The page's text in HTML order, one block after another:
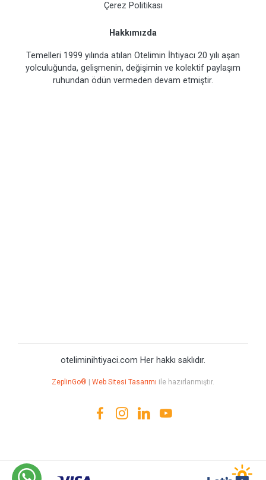
Çerez Politikası
Hakkımızda
Temelleri 1999 yılında atılan Otelimin İhtiyacı 20 yılı aşan
yolculuğunda, gelişmenin, değişimin ve kolektif paylaşım
ruhundan ödün vermeden devam etmiştir.
oteliminihtiyaci.com Her hakkı saklıdır.
ZeplinGo® Web Sitesi Tasarımı ile hazırlanmıştır.